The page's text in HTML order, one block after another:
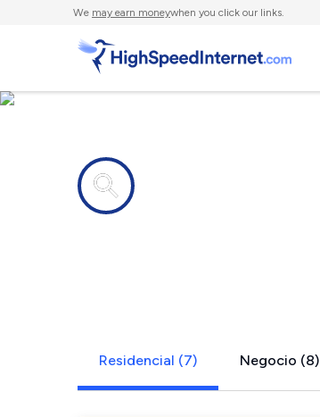
We may earn moneywhen you click our links.
Residencial (7) Negocio (8)